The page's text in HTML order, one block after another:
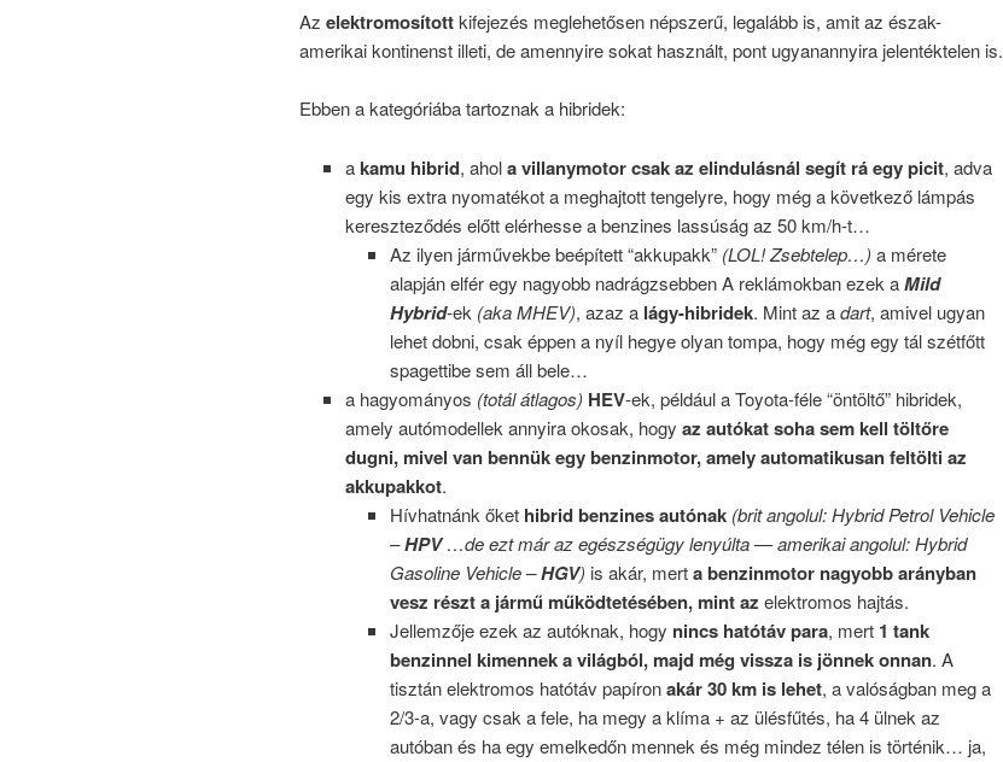
Az elektromosítottkifejezés meglehetősen népszerű, legalább is, amit az észak-
amerikai kontinenst illeti, de amennyire sokat használt, pont ugyanannyira jelentéktelen is.
Ebben a kategóriába tartoznak a hibridek:
akamu hibrid, ahola villanymotor csak az elindulásnál segít rá egy picit, adva
egy kis extra nyomatékot a meghajtott tengelyre, hogy még a következő lámpás
kereszteződés előtt elérhesse a benzines lassúság az 50 km/h-t…
Az ilyen járművekbe beépített “akkupakk” (LOL! Zsebtelep…) a mérete
alapján elfér egy nagyobb nadrágzsebben A reklámokban ezek aMild
Hybrid-ek (aka MHEV), azaz a lágy-hibridek. Mint az adart, amivel ugyan
lehet dobni, csak éppen a nyíl hegye olyan tompa, hogy még egy tál szétfőtt
spagettibe sem áll bele…
a hagyományos (totál átlagos) HEV-ek, például a Toyota-féle “öntöltő” hibridek,
amely autómodellek annyira okosak, hogy az autókat soha sem kell töltőre
dugni, mivel van bennük egy benzinmotor, amely automatikusan feltölti az
akkupakkot.
Hívhatnánk őket hibrid benzines autónak (brit angolul: Hybrid Petrol Vehicle
–HPV…de ezt már az egészségügy lenyúlta — amerikai angolul: Hybrid
Gasoline Vehicle –HGV) is akár, merta benzinmotor nagyobb arányban
vesz részt a jármű működtetésében, mint az elektromos hajtás.
Jellemzője ezek az autóknak, hogy nincs hatótáv para, mert 1 tank
benzinnel kimennek a világból, majd még vissza is jönnek onnan. A
tisztán elektromos hatótáv papíronakár 30 km is lehet, a valóságban meg a
2/3-a, vagy csak a fele, ha megy a klíma + az ülésfűtés, ha 4 ülnek az
autóban és ha egy emelkedőn mennek és még mindez télen is történik… ja,